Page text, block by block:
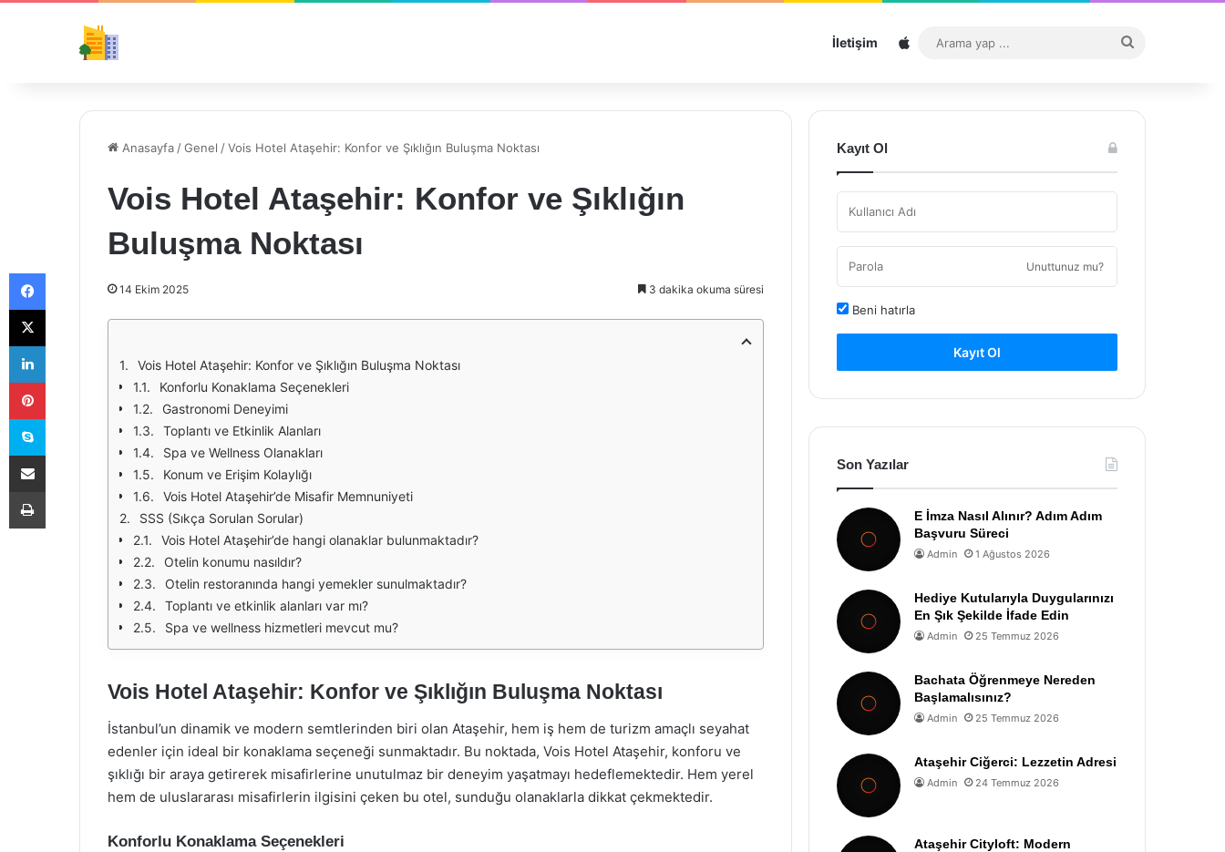
İletişim Sitemap
...
Anasayfa /Genel /Vois Hotel Ataşehir: Konfor ve Şıklığın Buluşma Noktası
Vois Hotel Ataşehir: Konfor ve Şıklığın
Buluşma Noktası
14 Ekim 2025 3 dakika okuma süresi
Vois Hotel Ataşehir: Konfor ve Şıklığın Buluşma Noktası
Konforlu Konaklama Seçenekleri
Gastronomi Deneyimi
Toplantı ve Etkinlik Alanları
Spa ve Wellness Olanakları
Konum ve Erişim Kolaylığı
Vois Hotel Ataşehir’de Misafir Memnuniyeti
SSS (Sıkça Sorulan Sorular)
Vois Hotel Ataşehir’de hangi olanaklar bulunmaktadır?
Otelin konumu nasıldır?
Otelin restoranında hangi yemekler sunulmaktadır?
Toplantı ve etkinlik alanları var mı?
Spa ve wellness hizmetleri mevcut mu?
Vois Hotel Ataşehir: Konfor ve Şıklığın Buluşma Noktası
İstanbul’un dinamik ve modern semtlerinden biri olan Ataşehir, hem iş hem de turizm amaçlı seyahat
edenler için ideal bir konaklama seçeneği sunmaktadır. Bu noktada, Vois Hotel Ataşehir, konforu ve
şıklığı bir araya getirerek misafirlerine unutulmaz bir deneyim yaşatmayı hedeflemektedir. Hem yerel
hem de uluslararası misafirlerin ilgisini çeken bu otel, sunduğu olanaklarla dikkat çekmektedir.
Konforlu Konaklama Seçenekleri
Kayıt Ol
Unuttunuz mu?
Beni hatırla
Kayıt Ol
Son Yazılar
E İmza Nasıl Alınır? Adım Adım
Başvuru Süreci
Admin 1 Ağustos 2026
Hediye Kutularıyla Duygularınızı
En Şık Şekilde İfade Edin
Admin 25 Temmuz 2026
Bachata Öğrenmeye Nereden
Başlamalısınız?
Admin 25 Temmuz 2026
Ataşehir Ciğerci: Lezzetin Adresi
Admin 24 Temmuz 2026
Ataşehir Cityloft: Modern
Facebook
X
LinkedIn
Pinterest
Skype
E-Posta ile paylaş